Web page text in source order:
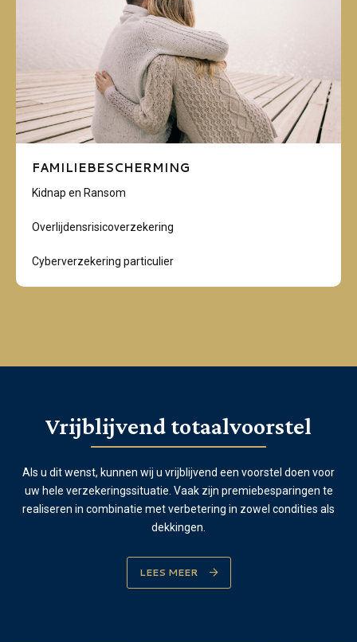
FAMILIEBESCHERMING
Kidnap en Ransom
Overlijdensrisicoverzekering
Cyberverzekering particulier
Vrijblijvend totaalvoorstel
Als u dit wenst, kunnen wij u vrijblijvend een voorstel doen voor
uw hele verzekeringssituatie. Vaak zijn premiebesparingen te
realiseren in combinatie met verbetering in zowel condities als
dekkingen.
LEES MEER